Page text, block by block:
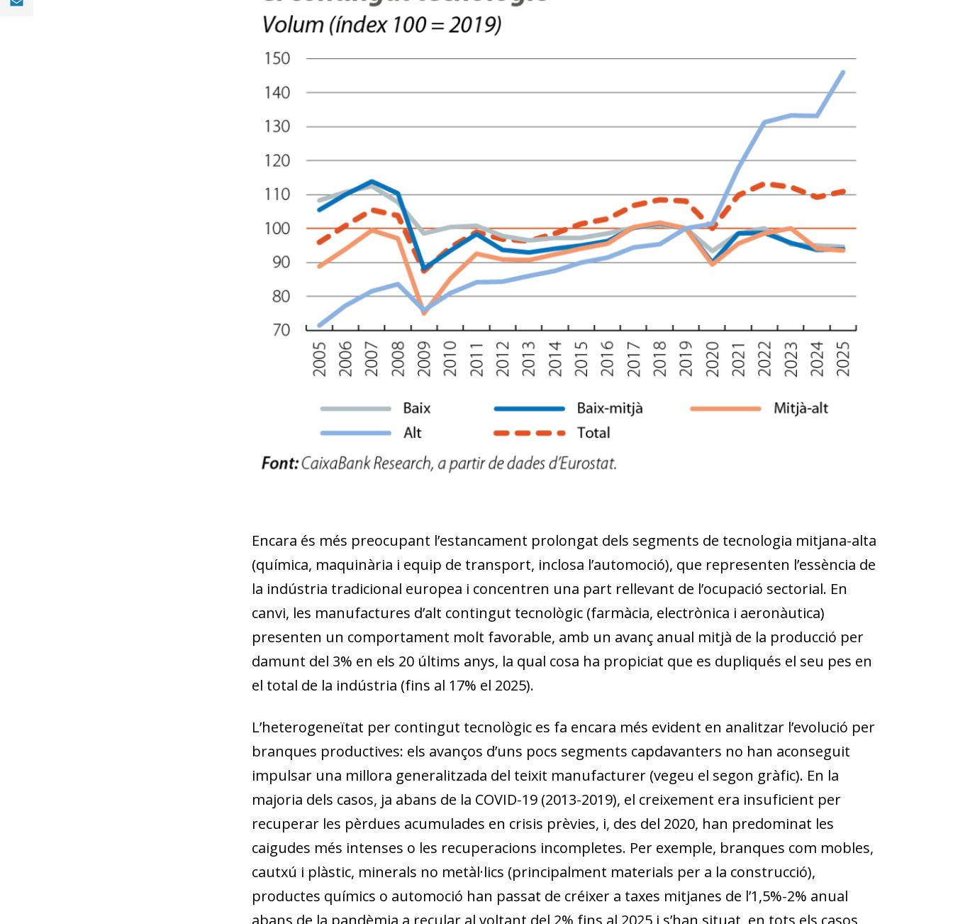
Encara és més preocupant l’estancament prolongat dels segments de tecnologia mitjana-alta
(química, maquinària i equip de transport, inclosa l’automoció), que representen l’essència de
la indústria tradicional europea i concentren una part rellevant de l’ocupació sectorial. En
canvi, les manufactures d’alt contingut tecnològic (farmàcia, electrònica i aeronàutica)
presenten un comportament molt favorable, amb un avanç anual mitjà de la producció per
damunt del 3% en els 20 últims anys, la qual cosa ha propiciat que es dupliqués el seu pes en
el total de la indústria (fins al 17% el 2025).
L’heterogeneïtat per contingut tecnològic es fa encara més evident en analitzar l’evolució per
branques productives: els avanços d’uns pocs segments capdavanters no han aconseguit
impulsar una millora generalitzada del teixit manufacturer (vegeu el segon gràfic). En la
majoria dels casos, ja abans de la COVID-19 (2013-2019), el creixement era insuficient per
recuperar les pèrdues acumulades en crisis prèvies, i, des del 2020, han predominat les
caigudes més intenses o les recuperacions incompletes. Per exemple, branques com mobles,
cautxú i plàstic, minerals no metàl·lics (principalment materials per a la construcció),
productes químics o automoció han passat de créixer a taxes mitjanes de l’1,5%-2% anual
abans de la pandèmia a recular al voltant del 2% fins al 2025 i s’han situat, en tots els casos,